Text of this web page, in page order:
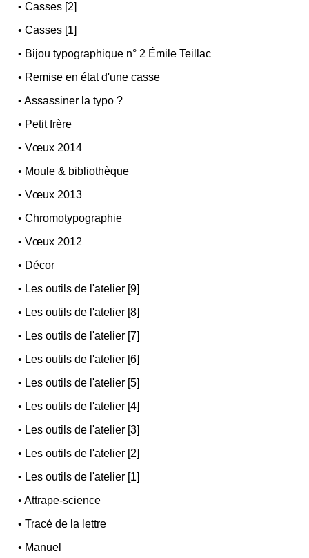
•Casses [2]
•Casses [1]
• Bijou typographique n° 2 Émile Teillac
• Remise en état d'une casse
•Assassiner la typo ?
• Petit frère
•Vœux 2014
• Moule & bibliothèque
•Vœux 2013
•Chromotypographie
•Vœux 2012
• Décor
• Les outils de l'atelier [9]
• Les outils de l'atelier [8]
• Les outils de l'atelier [7]
• Les outils de l'atelier [6]
• Les outils de l'atelier [5]
• Les outils de l'atelier [4]
• Les outils de l'atelier [3]
• Les outils de l'atelier [2]
• Les outils de l'atelier [1]
•Attrape-science
•Tracé de la lettre
• Manuel